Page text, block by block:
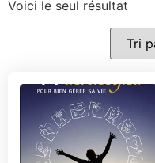
Voici le seul résultat